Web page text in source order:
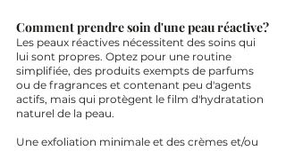
Comment prendre soin d'une peau réactive?
Les peaux réactives nécessitent des soins qui
lui sont propres. Optez pour une routine
simplifiée, des produits exempts de parfums
ou de fragrances et contenant peu d'agents
actifs, mais qui protègent le film d'hydratation
naturel de la peau.
Une exfoliation minimale et des crèmes et/ou